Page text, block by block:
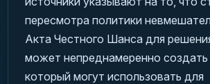
пересмотра политики
Акта Честного Шанса для
может непреднамеренно создать
который могут использовать для